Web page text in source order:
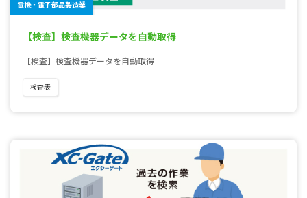
電機・電子部品製造業
【検査】検査機器データを自動取得
【検査】検査機器データを自動取得
検査表